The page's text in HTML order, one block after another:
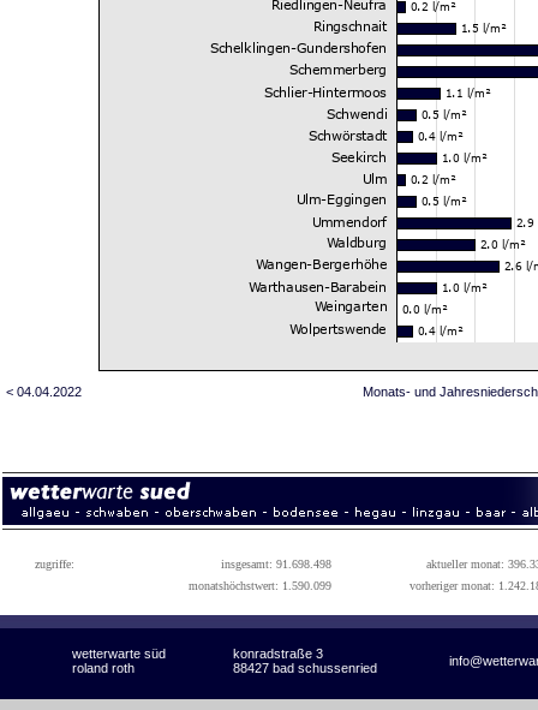
< 04.04.2022 Monats- und
zugriffe: insgesamt: 91.698.498
aktueller monat:
monatshöchstwert: 1.590.099
vorheriger monat:
wetterwarte süd konradstraße 3
roland roth 88427 bad schussenried